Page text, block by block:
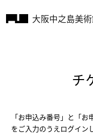
大阪中之島美
チ
「お申込み番号」と「お
をご入力のうえログイン